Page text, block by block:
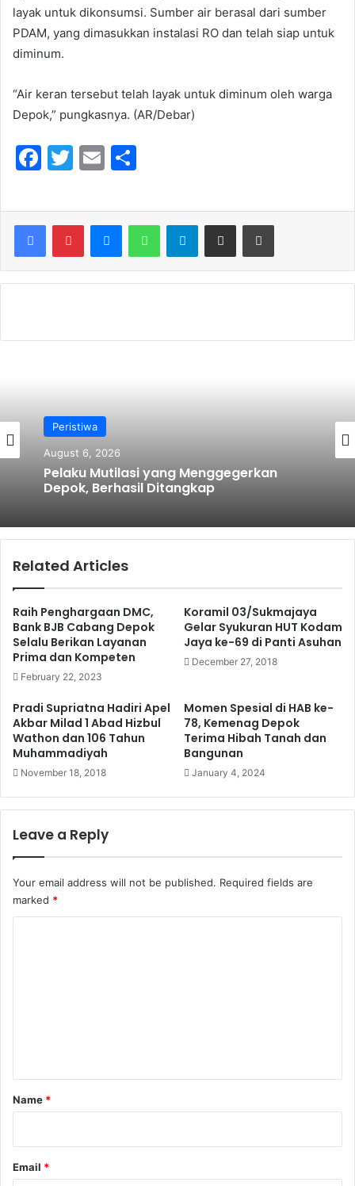
layak untuk dikonsumsi. Sumber air berasal dari sumber
PDAM, yang dimasukkan instalasi RO dan telah siap untuk
diminum.
“Air keran tersebut telah layak untuk diminum oleh warga
Depok,” pungkasnya. (AR/Debar)
F
c
e
b
o
k
T
itt
er
E
ai
l
ar
e
Telegram
Peristiwa
August 6, 2026
Pelaku Mutilasi yang Menggegerkan
Depok, Berhasil Ditangkap
Related Articles
Raih Penghargaan DMC,
Bank BJB Cabang Depok
Selalu Berikan Layanan
Prima dan Kompeten
February 22, 2023
Koramil 03/Sukmajaya
Gelar Syukuran HUT Kodam
Jaya ke-69 di Panti Asuhan
December 27, 2018
Pradi Supriatna Hadiri Apel
Akbar Milad 1 Abad Hizbul
Wathon dan 106 Tahun
Muhammadiyah
November 18, 2018
Momen Spesial di HAB ke-
78, Kemenag Depok
Terima Hibah Tanah dan
Bangunan
January 4, 2024
Leave a Reply
Your email address will not be published. Required fields are
marked *
*
Name *
Email *